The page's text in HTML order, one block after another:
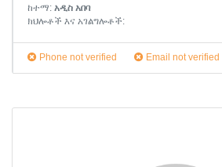
ከተማ: አዲስ አበባ
ክህሎቶች እና አገልግሎቶች:
Phone not verified Email not verified